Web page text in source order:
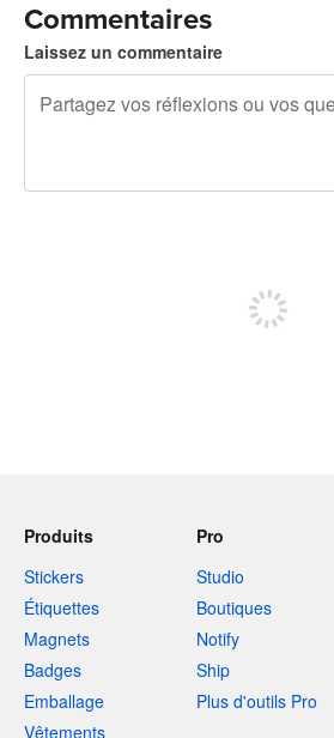
Commentaires
Laissez un commentaire
Produits
Stickers
Étiquettes
Magnets
Badges
Emballage
Vêtements
Pro
Studio
Boutiques
Notify
Ship
Plus d'outils Pro